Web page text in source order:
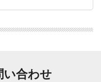
い合わせ